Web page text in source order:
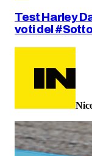
Test Harley
voti del